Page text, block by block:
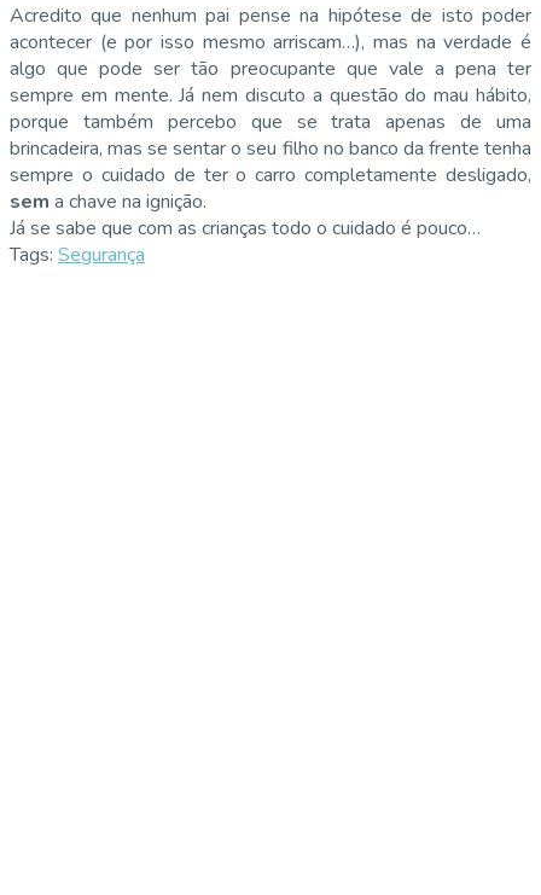
Acredito que nenhum pai pense na hipótese de isto poder
acontecer (e por isso mesmo arriscam…), mas na verdade é
algo que pode ser tão preocupante que vale a pena ter
sempre em mente. Já nem discuto a questão do mau hábito,
porque também percebo que se trata apenas de uma
brincadeira, mas se sentar o seu filho no banco da frente tenha
sempre o cuidado de ter o carro completamente desligado,
sem a chave na ignição.
Já se sabe que com as crianças todo o cuidado é pouco…
Tags: Segurança